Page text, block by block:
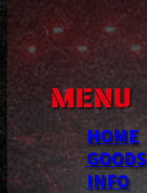
MENU
HOME
GOODS
INFO